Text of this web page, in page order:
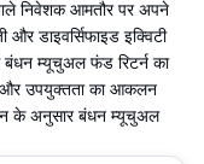
निवेशक आमतौर पर अपने
डाइवर्सिफाइड इक्विटी
बंधन म्यूचुअल फंड रिटर्न का
और उपयुक्तता का आकलन
के अनुसार बंधन म्यूचुअल